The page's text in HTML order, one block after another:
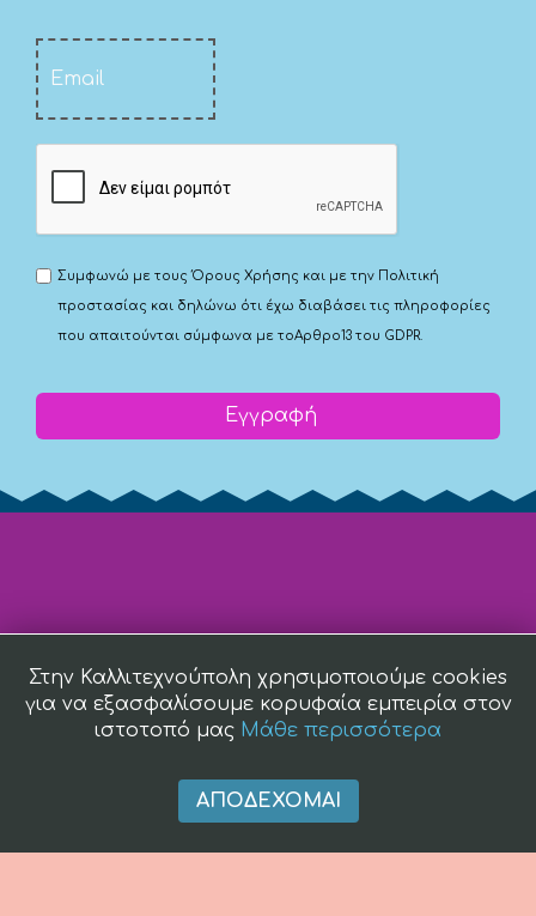
Συμφωνώ με τουςΌρους Χρήσης και με την Πολιτική
προστασίας και δηλώνω ότι έχω διαβάσει τις πληροφορίες
που απαιτούνται σύμφωνα με τοΑρθρο13 του GDPR.
Εγγραφή
Στην Καλλιτεχνούπολη χρησιμοποιούμε cookies
για να εξασφαλίσουμε κορυφαία εμπειρία στον
ιστοτοπό μας Μάθε περισσότερα
ΑΠΟΔΈΧΟΜΑΙ